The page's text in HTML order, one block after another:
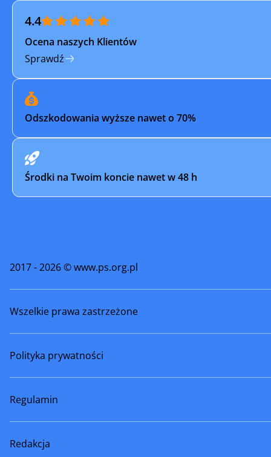
Tychowo
Wolin
4.4
Ocena naszych Klientów
Sprawdź
Odszkodowania wyższe nawet o 70%
Środki na Twoim koncie nawet w 48 h
2017 - 2026 © www.ps.org.pl
Wszelkie prawa zastrzeżone
Polityka prywatności
Regulamin
Redakcja